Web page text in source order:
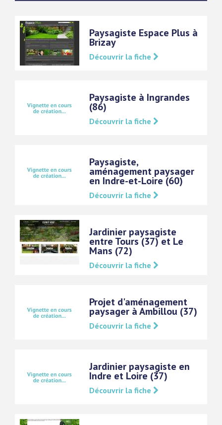
Paysagiste Espace Plus à
Brizay
Découvrir la fiche
Paysagiste à Ingrandes
(86)
Découvrir la fiche
Paysagiste,
aménagement paysager
en Indre-et-Loire (60)
Découvrir la fiche
Jardinier paysagiste
entre Tours (37) et Le
Mans (72)
Découvrir la fiche
Projet d'aménagement
paysager à Ambillou (37)
Découvrir la fiche
Jardinier paysagiste en
Indre et Loire (37)
Découvrir la fiche